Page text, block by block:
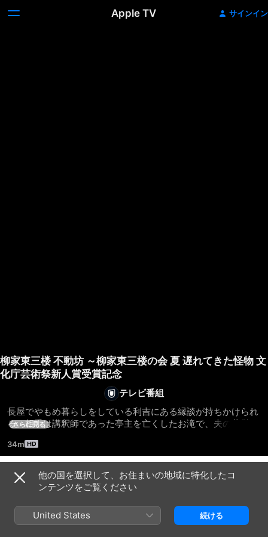
Apple TV サインイン
柳家東三楼 不動坊 ～柳家東三楼の会 夏 遅れてきた怪物 文
化庁芸術祭新人賞受賞記念
テレビ番組
長屋でやもめ暮らしをしている利吉にある縁談が持ちかけられ
る。相手は講釈師であった亭主を亡くしたお滝で、夫の葬儀の
う。お滝に惚れていた利吉は、ふたつ返事でお滝を嫁に取るこ
とにするが…。
さらに見る
34m
シーズン 1
他の国を選択して、お住まいの地域に特化したコ
ンテンツをご覧ください
United States 続ける